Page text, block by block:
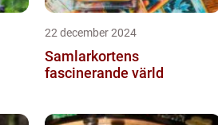
22 december 2024
Samlarkortens
fascinerande värld